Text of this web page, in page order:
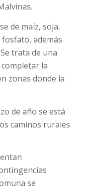
de maíz, soja,
además
trata de una
la
zonas donde la
de año se está
caminos rurales
se